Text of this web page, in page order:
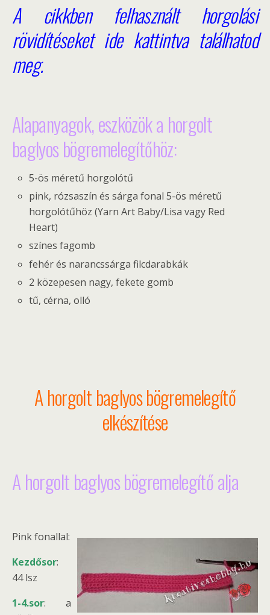
A cikkben felhasznált horgolási
rövidítéseket ide kattintva találhatod
meg.
Alapanyagok, eszközök a horgolt
baglyos bögremelegítőhöz:
5-ös méretű horgolótű
pink, rózsaszín és sárga fonal 5-ös méretű
horgolótűhöz (Yarn Art Baby/Lisa vagy Red
Heart)
színes fagomb
fehér és narancssárga filcdarabkák
2 közepesen nagy, fekete gomb
tű, cérna, olló
A horgolt baglyos bögremelegítő
elkészítése
A horgolt baglyos bögremelegítő alja
Pink fonallal:
Kezdősor:
44 lsz
1-4.sor: a